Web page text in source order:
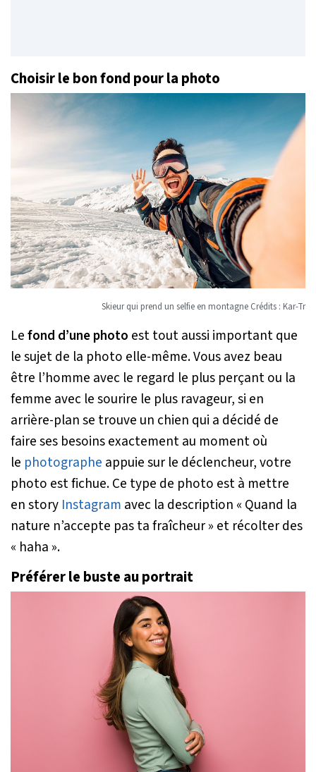
Choisir le bon fond pour la photo
Skieur qui prend un selfie en montagne Crédits : Kar-Tr
Lefond d’une photo est tout aussi important que
le sujet de la photo elle-même. Vous avez beau
être l’homme avec le regard le plus perçant ou la
femme avec le sourire le plus ravageur, si en
arrière-plan se trouve un chien qui a décidé de
faire ses besoins exactement au moment où
le photographe appuie sur le déclencheur, votre
photo est fichue. Ce type de photo est à mettre
en story Instagram avec la description « Quand la
nature n’accepte pas ta fraîcheur » et récolter des
« haha ».
Préférer le buste au portrait